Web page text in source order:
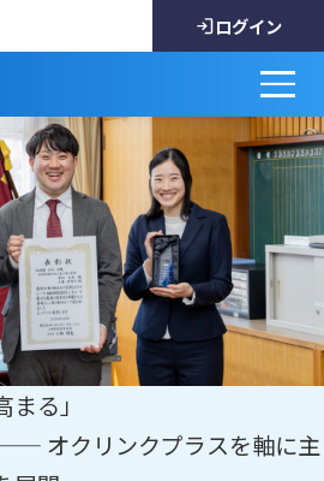
ログイン
る」
オクリンクプラスを軸に主